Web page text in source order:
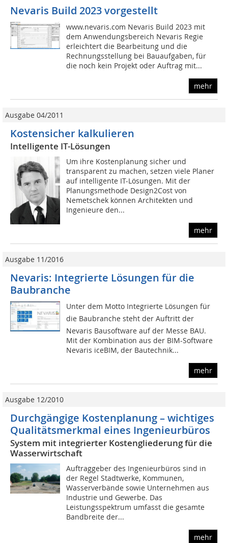
Nevaris Build 2023 vorgestellt
www.nevaris.com Nevaris Build 2023 mit
dem Anwendungsbereich Nevaris Regie
erleichtert die Bearbeitung und die
Rechnungsstellung bei Bauaufgaben, für
die noch kein Projekt oder Auftrag mit...
mehr
Ausgabe 04/2011
Kostensicher kalkulieren
Intelligente IT-Lösungen
Um ihre Kostenplanung sicher und
transparent zu machen, setzen viele Planer
auf intelligente IT-Lösungen. Mit der
Planungsmethode Design2Cost von
Nemetschek können Architekten und
Ingenieure den...
mehr
Ausgabe 11/2016
Nevaris: Integrierte Lösungen für die
Baubranche
Unter dem Motto Integrierte Lösungen für
die Baubranche steht der Auftritt der
Nevaris Bausoftware auf der Messe BAU.
Mit der Kombination aus der BIM-Software
Nevaris iceBIM, der Bautechnik...
mehr
Ausgabe 12/2010
Durchgängige Kostenplanung – wichtiges
Qualitätsmerkmal eines Ingenieurbüros
System mit integrierter Kostengliederung für die
Wasserwirtschaft
Auftraggeber des Ingenieurbüros sind in
der Regel Stadtwerke, Kommunen,
Wasserverbände sowie Unternehmen aus
Industrie und Gewerbe. Das
Leistungsspektrum umfasst die gesamte
Bandbreite der...
mehr